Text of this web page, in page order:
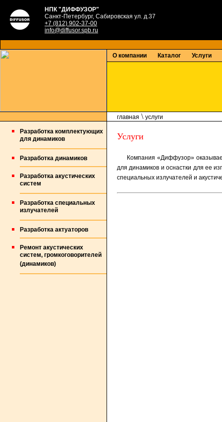
НПК "ДИФФУЗОР"
Санкт-Петербург, Сабировская ул. д.37
+7 (812) 902-37-00
info@diffusor.spb.ru
О компании Каталог Услуги
главная \ услуги
Разработка комплектующих
для динамиков
Разработка динамиков
Разработка акустических
систем
Разработка специальных
излучателей
Разработка актуаторов
Ремонт акустических
систем, громкоговорителей
(динамиков)
Услуги
Компания «Диффузор»
для динамиков и оснастки для ее
специальных излучателей и